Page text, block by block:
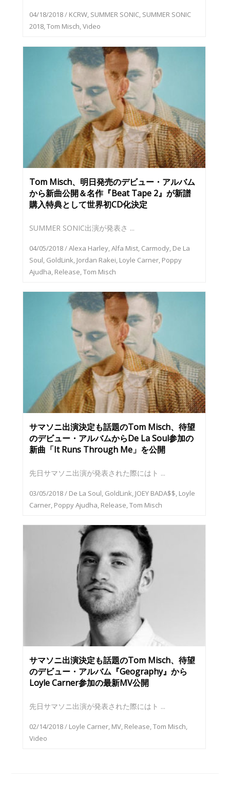
04/18/2018/ KCRW, SUMMER SONIC, SUMMER SONIC
2018,Tom Misch,Video
Tom Misch、明日発売のデビュー・アルバム
から新曲公開＆名作『Beat Tape 2』が新譜
購入特典として世界初CD化決定
SUMMER SONIC出演が発表さ ...
04/05/2018/Alexa Harley,Alfa Mist, Carmody, De La
Soul, GoldLink, Jordan Rakei, Loyle Carner, Poppy
Ajudha, Release,Tom Misch
サマソニ出演決定も話題のTom Misch、待望
のデビュー・アルバムからDe La Soul参加の
新曲「It Runs Through Me」を公開
先日サマソニ出演が発表された際にはト ...
03/05/2018/ De La Soul, GoldLink, JOEY BADA$$, Loyle
Carner, Poppy Ajudha, Release,Tom Misch
サマソニ出演決定も話題のTom Misch、待望
のデビュー・アルバム『Geography』から
Loyle Carner参加の最新MV公開
先日サマソニ出演が発表された際にはト ...
02/14/2018/ Loyle Carner, MV, Release,Tom Misch,
Video